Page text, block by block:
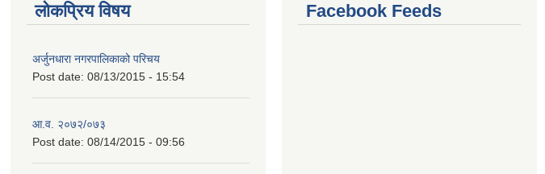
लोकप्रिय विषय
अर्जुनधारा नगरपालिकाको परिचय
Post date: 08/13/2015 - 15:54
आ.व. २०७२/०७३
Post date: 08/14/2015 - 09:56
Facebook Feeds